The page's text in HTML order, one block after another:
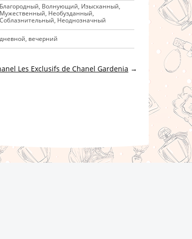
Благородный, Волнующий, Изысканный,
Мужественный, Необузданный,
Соблазнительный, Неоднозначный
дневной, вечерний
Les Exclusifs de Chanel Gardenia →